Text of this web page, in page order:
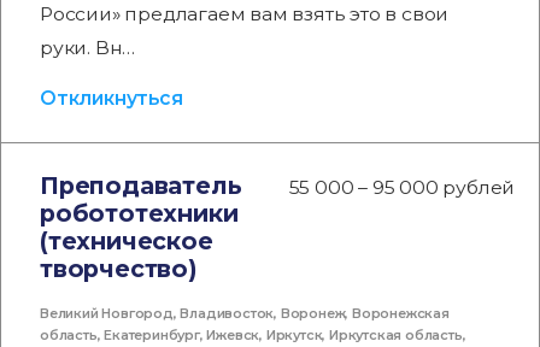
России» предлагаем вам взять это в свои
руки. Вн…
Откликнуться
Преподаватель
робототехники
(техническое
творчество)
55 000 – 95 000 рублей
Великий Новгород,Владивосток, Воронеж,Воронежская
область,Екатеринбург,Ижевск, Иркутск,Иркутская область,